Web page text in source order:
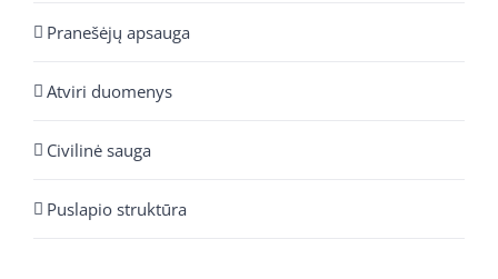
Pranešėjų apsauga
Atviri duomenys
Civilinė sauga
Puslapio struktūra